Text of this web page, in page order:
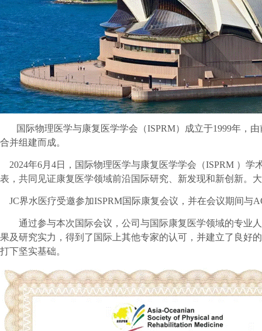
国际物理医学与康复医学学会（ISPRM）成立于1999年，
合并组建而成。
2024年6月4日，国际物理医学与康复医学学会（ISPRM ）
表，共同见证康复医学领域前沿国际研究、新发现和新创新。
JC界水医疗受邀参加ISPRM国际康复会议，并在会议期间与
通过参与本次国际会议，公司与国际康复医学领域的专业
果及研究实力，得到了国际上其他专家的认可，并建立了良好
打下坚实基础。